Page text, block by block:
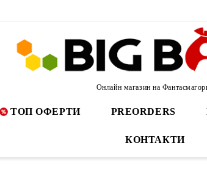
Онлайн магазин на
ТОП ОФЕРТИ PREORDERS
КОНТАКТИ